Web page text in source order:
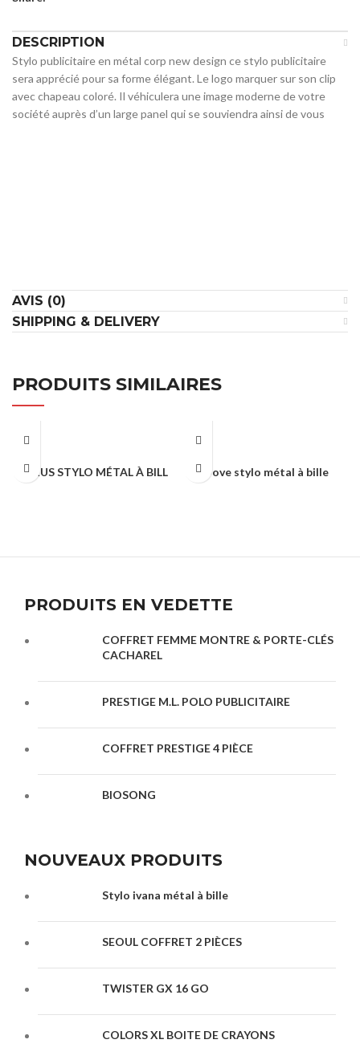
DESCRIPTION
Stylo publicitaire en métal corp new design ce stylo publicitaire
sera apprécié pour sa forme élégant. Le logo marquer sur son clip
avec chapeau coloré. Il véhiculera une image moderne de votre
société auprès d’un large panel qui se souviendra ainsi de vous
AVIS (0)
SHIPPING & DELIVERY
PRODUITS SIMILAIRES
LEXUS STYLO MÉTAL À BILL Dove stylo métal à bille
PRODUITS EN VEDETTE
COFFRET FEMME MONTRE & PORTE-CLÉS
CACHAREL
PRESTIGE M.L. POLO PUBLICITAIRE
COFFRET PRESTIGE 4 PIÈCE
BIOSONG
NOUVEAUX PRODUITS
Stylo ivana métal à bille
SEOUL COFFRET 2 PIÈCES
TWISTER GX 16 GO
COLORS XL BOITE DE CRAYONS